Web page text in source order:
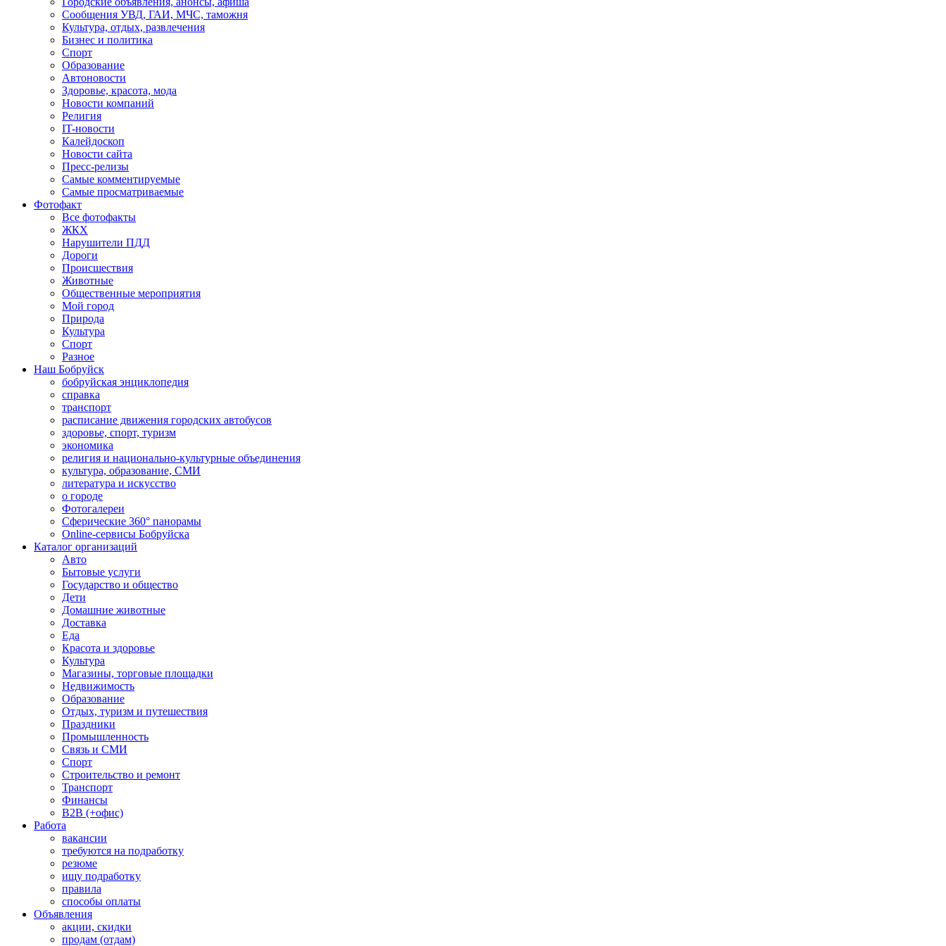
Сообщения УВД, ГАИ, МЧС, таможня
Культура, отдых, развлечения
Бизнес и политика
Спорт
Образование
Автоновости
Здоровье, красота, мода
Новости компаний
Религия
IT-новости
Калейдоскоп
Новости сайта
Пресс-релизы
Самые комментируемые
Самые просматриваемые
Фотофакт
Все фотофакты
ЖКХ
Нарушители ПДД
Дороги
Происшествия
Животные
Общественные мероприятия
Мой город
Природа
Культура
Спорт
Разное
Наш Бобруйск
бобруйская энциклопедия
справка
транспорт
расписание движения городских автобусов
здоровье, спорт, туризм
экономика
религия и национально-культурные объединения
культура, образование, СМИ
литература и искусство
о городе
Фотогалереи
Сферические 360° панорамы
Online-сервисы Бобруйска
Каталог организаций
Авто
Бытовые услуги
Государство и общество
Дети
Домашние животные
Доставка
Еда
Красота и здоровье
Культура
Магазины, торговые площадки
Недвижимость
Образование
Отдых, туризм и путешествия
Праздники
Промышленность
Связь и СМИ
Спорт
Строительство и ремонт
Транспорт
Финансы
B2B (+офис)
Работа
вакансии
требуются на подработку
резюме
ищу подработку
правила
способы оплаты
Объявления
акции, скидки
продам (отдам)